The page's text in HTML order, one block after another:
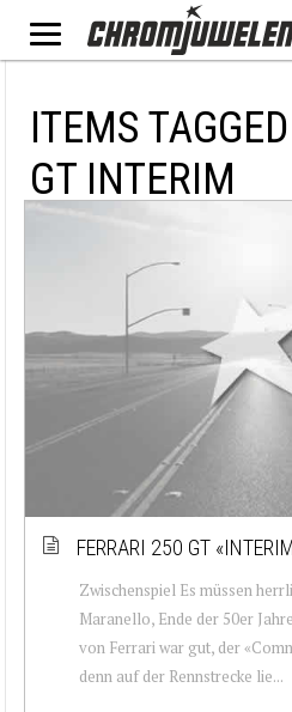
ITEMS
GT INTERIM
FERRARI 250 GT
Zwischenspiel Es müssen
Maranello, Ende der 50er
von Ferrari war gut, der
denn auf der Rennstrecke lie...